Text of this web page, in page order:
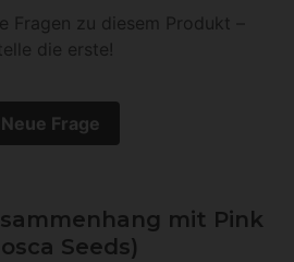
Fragen zu diesem Produkt –
die erste!
Neue Frage
mit Pink
Seeds)